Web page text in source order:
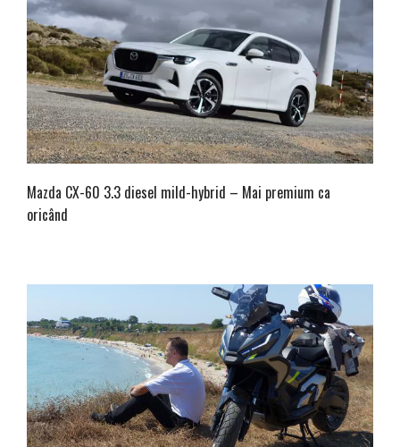
Mazda CX-60 3.3 diesel mild-hybrid – Mai premium ca
oricând